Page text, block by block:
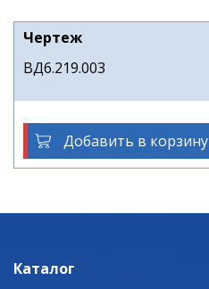
Чертеж
ВД6.219.003
Добавить в корзину
Каталог